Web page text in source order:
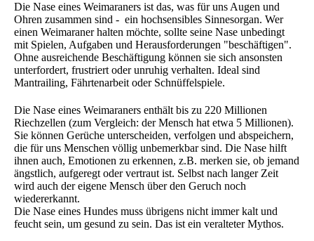
Die Nase eines Weimaraners ist das, was für uns Augen und
Ohren zusammen sind - ein hochsensibles Sinnesorgan. Wer
einen Weimaraner halten möchte, sollte seine Nase unbedingt
mit Spielen, Aufgaben und Herausforderungen "beschäftigen".
Ohne ausreichende Beschäftigung können sie sich ansonsten
unterfordert, frustriert oder unruhig verhalten. Ideal sind
Mantrailing, Fährtenarbeit oder Schnüffelspiele.
Die Nase eines Weimaraners enthält bis zu 220 Millionen
Riechzellen (zum Vergleich: der Mensch hat etwa 5 Millionen).
Sie können Gerüche unterscheiden, verfolgen und abspeichern,
die für uns Menschen völlig unbemerkbar sind. Die Nase hilft
ihnen auch, Emotionen zu erkennen, z.B. merken sie, ob jemand
ängstlich, aufgeregt oder vertraut ist. Selbst nach langer Zeit
wird auch der eigene Mensch über den Geruch noch
wiedererkannt.
Die Nase eines Hundes muss übrigens nicht immer kalt und
feucht sein, um gesund zu sein. Das ist ein veralteter Mythos.